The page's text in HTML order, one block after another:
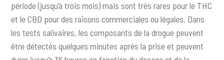
période (jusqu’à trois mois) mais sont très rares pour le THC
et le CBD pour des raisons commerciales ou légales. Dans
les tests salivaires, les composants de la drogue peuvent
être détectés quelques minutes après la prise et peuvent